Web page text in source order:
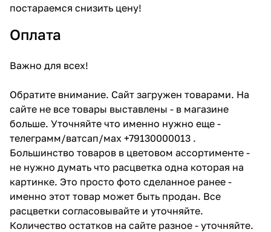
постараемся снизить цену!
Оплата
Важно для всех!
Обратите внимание. Сайт загружен товарами. На
сайте не все товары выставлены - в магазине
больше. Уточняйте что именно нужно еще -
телеграмм/ватсап/мах +79130000013 .
Большинство товаров в цветовом ассортименте -
не нужно думать что расцветка одна которая на
картинке. Это просто фото сделанное ранее -
именно этот товар может быть продан. Все
расцветки согласовывайте и уточняйте.
Количество остатков на сайте разное - уточняйте.